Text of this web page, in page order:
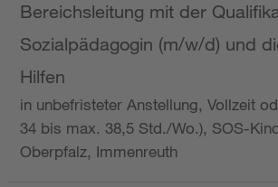
Bereichsleitung mit der
Sozialpädagogin (m/w/d) und
Hilfen
in unbefristeter Anstellung, Vollzeit
34 bis max. 38,5 Std./Wo.), SOS-
Oberpfalz, Immenreuth